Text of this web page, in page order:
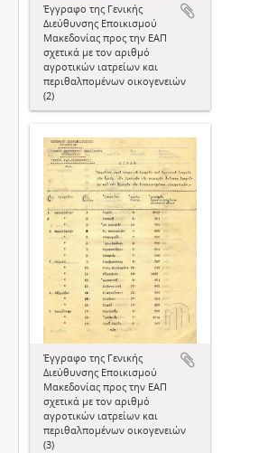
Έγγραφο της Γενικής
Διεύθυνσης Εποικισμού
Μακεδονίας προς την ΕΑΠ
σχετικά με τον αριθμό
αγροτικών ιατρείων και
περιθαλπομένων οικογενειών
(2)
Έγγραφο της Γενικής
Διεύθυνσης Εποικισμού
Μακεδονίας προς την ΕΑΠ
σχετικά με τον αριθμό
αγροτικών ιατρείων και
περιθαλπομένων οικογενειών
(3)